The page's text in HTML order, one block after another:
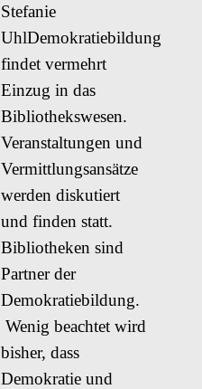
Stefanie
UhlDemokratiebildung
findet vermehrt
Einzug in das
Bibliothekswesen.
Veranstaltungen und
Vermittlungsansätze
werden diskutiert
und finden statt.
Bibliotheken sind
Partner der
Demokratiebildung.
Wenig beachtet wird
bisher, dass
Demokratie und